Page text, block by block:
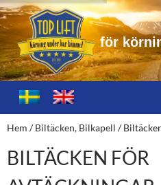
för körni
Toplift.se – för körning
HOPPA
TILL
INNEHÅLL
Hem /Biltäcken, Bilkapell /
BILTÄCKEN FÖR